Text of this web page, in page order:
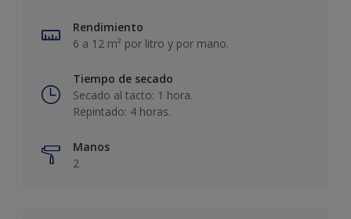
Rendimiento
6 a 12 m² por litro y por mano.
Tiempo de secado
Secado al tacto: 1 hora.
Repintado: 4 horas.
Manos
2